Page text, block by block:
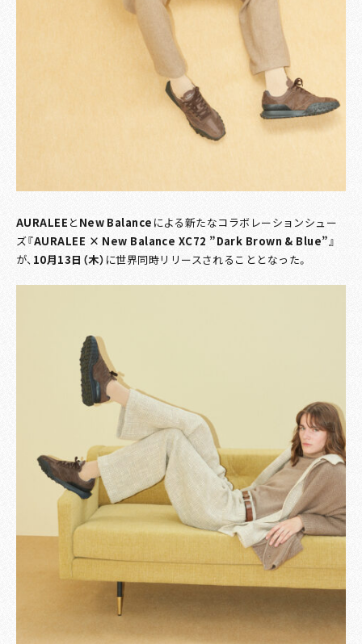
AURALEE とNew Balance による新たなコラボレーションシュー
ズ『AURALEE × New Balance XC72 ”Dark Brown & Blue”』
が、 10月13日（木） に世界同時リリースされることとなった。